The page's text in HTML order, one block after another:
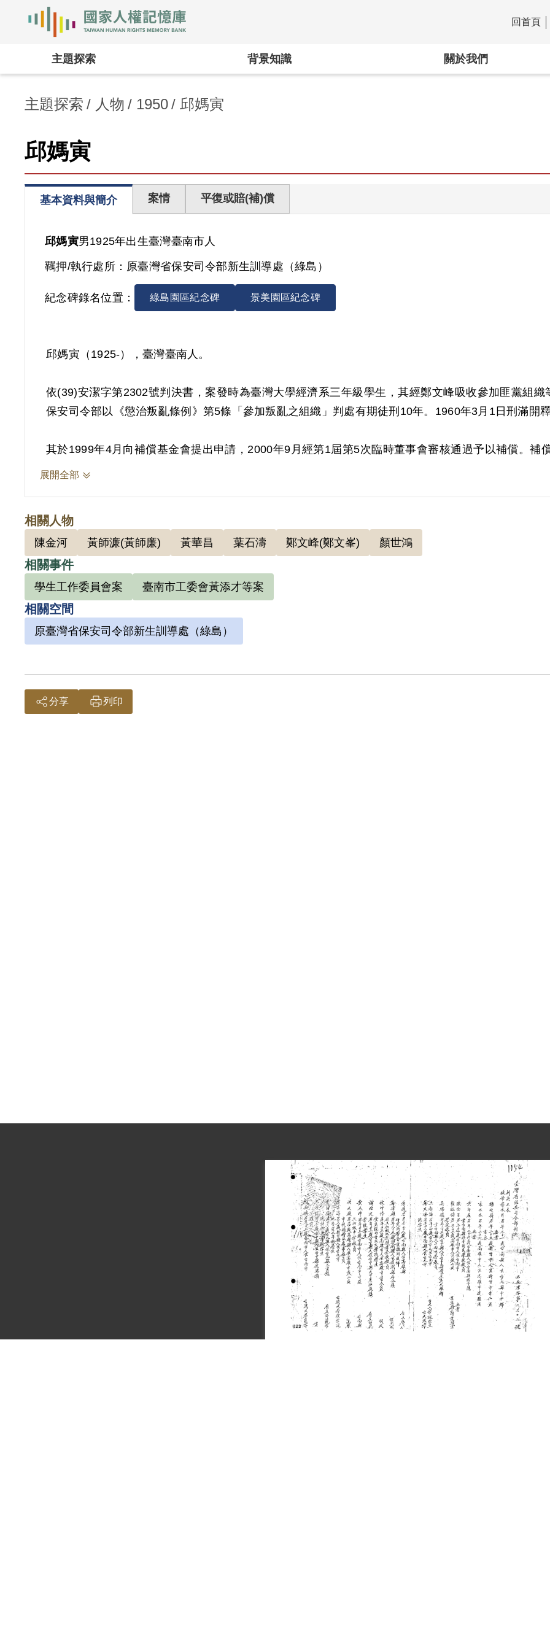
:::
回首頁
主題探索 背景知識 關於我們
主題探索 人物 1950 邱媽寅
邱媽寅
基本資料與簡介 案情 平復或賠(補)償
邱媽寅男1925年出生臺灣臺南市人
羈押/執行處所： 原臺灣省保安司令部新生訓導處（綠島）
紀念碑錄名位置： 綠島園區紀念碑 景美園區紀念碑
邱媽寅（1925-），臺灣臺南人。
依(39)安潔字第2302號判決書，案發時為臺灣大學經濟系三年級學生，其經鄭文峰吸收參加匪黨組
保安司令部以《懲治叛亂條例》第5條「參加叛亂之組織」判處有期徒刑10年。1960年3月1日刑滿開釋
其於1999年4月向補償基金會提出申請，2000年9月經第1屆第5次臨時董事會審核通過予以補償。補
僅有同案被告間之供證相符，此外別無其他具體事證，且就組織之性質及內容並未再予調查，故認非有
展開全部
相關人物
陳金河 黃師濂(黃師廉) 黃華昌 葉石濤 鄭文峰(鄭文峯) 顏世鴻
相關事件
學生工作委員會案 臺南市工委會黃添才等案
相關空間
原臺灣省保安司令部新生訓導處（綠島）
分享 列印